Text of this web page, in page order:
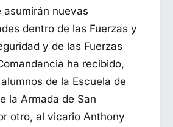
asumirán nuevas
dentro de las Fuerzas y
y de las Fuerzas
ha recibido,
de la Escuela de
la Armada de San
otro, al vicario Anthony